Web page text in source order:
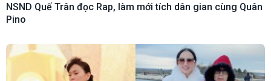
NSND Quế Trân đọc Rap, làm mới tích dân gian cùng Quân
Pino